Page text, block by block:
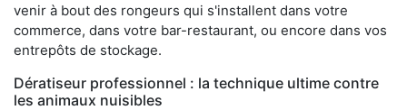
venir à bout des rongeurs qui s'installent dans votre
commerce, dans votre bar-restaurant, ou encore dans vos
entrepôts de stockage.
Dératiseur professionnel : la technique ultime contre
les animaux nuisibles